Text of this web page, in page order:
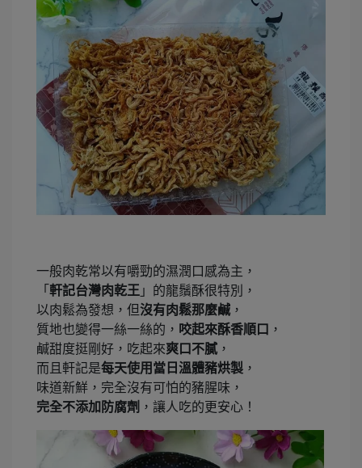
一般肉乾常以有嚼勁的濕潤口感為主，
「 軒記台灣肉乾王 」的龍鬚酥很特別，
以肉鬆為發想，但沒有肉鬆那麼鹹，
質地也變得一絲一絲的， 咬起來酥香順口 ，
鹹甜度挺剛好，吃起來爽口不膩 ，
而且軒記是每天使用當日溫體豬烘製 ，
味道新鮮，完全沒有可怕的豬腥味，
完全不添加防腐劑 ，讓人吃的更安心！